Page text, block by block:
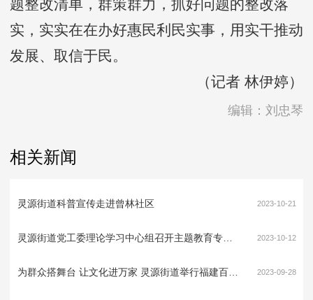
题整改清单，群策群力，抓好问题的整改落
实，实实在在办好惠民利民实事，用实干推动
发展、取信于民。
（记者 林伊婷）
编辑：刘忠琴
相关新闻
灵源街道科普宣传走进曾林社区 2023-10-21
灵源街道党工委理论学习中心组召开主题教育专题学习会 2023-10-12
为群众搭舞台 让文化进万家 灵源街道举行福建百姓大舞台文艺汇演 2023-09-28